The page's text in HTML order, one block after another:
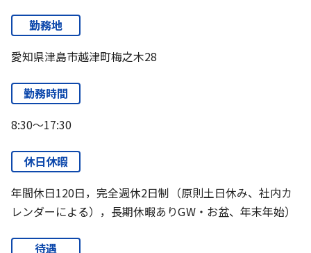
勤務地
愛知県津島市越津町梅之木28
勤務時間
8:30～17:30
休日休暇
年間休日120日，完全週休2日制（原則土日休み、社内カ
レンダーによる），長期休暇ありGW・お盆、年末年始）
待遇